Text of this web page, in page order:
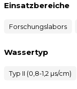
Einsatzbereiche
Forschungslabors
Wassertyp
Typ II (0,8-1,2 µs/cm)